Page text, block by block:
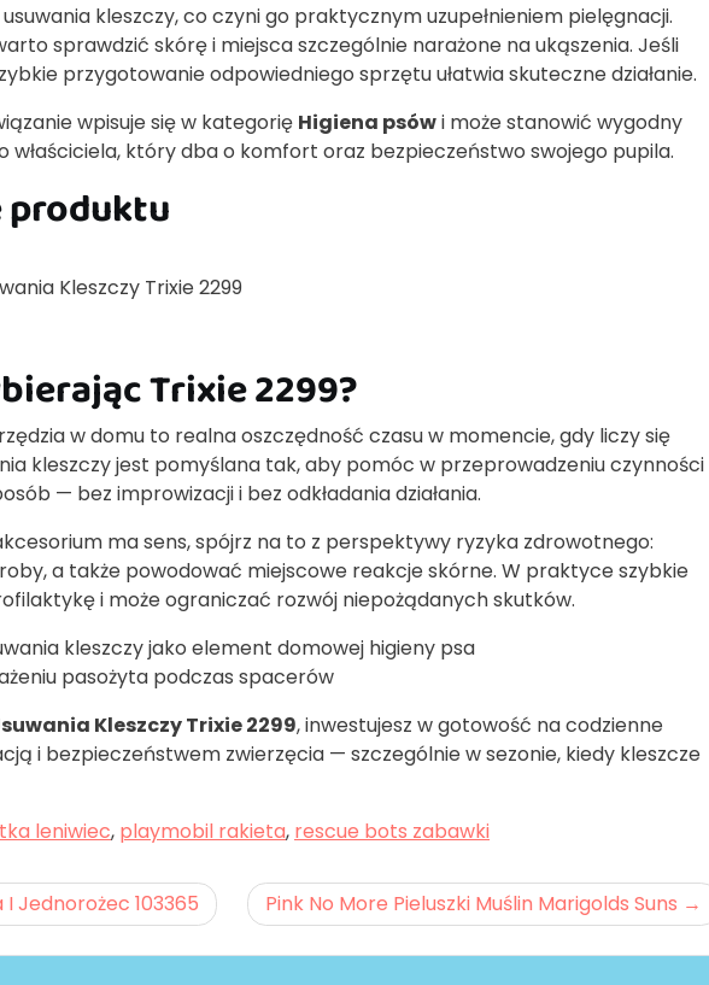
kleszczy, co czyni go praktycznym uzupełnieniem pielęgnacji.
sprawdzić skórę i miejsca szczególnie narażone na ukąszenia. Jeśli
przygotowanie odpowiedniego sprzętu ułatwia skuteczne działanie.
wpisuje się w kategorię Higiena psówi może stanowić wygodny
właściciela, który dba o komfort oraz bezpieczeństwo swojego pupila.
produktu
Kleszczy Trixie 2299
Trixie 2299?
w domu to realna oszczędność czasu w momencie, gdy liczy się
kleszczy jest pomyślana tak, aby pomóc w przeprowadzeniu czynności
— bez improwizacji i bez odkładania działania.
ma sens, spójrz na to z perspektywy ryzyka zdrowotnego:
a także powodować miejscowe reakcje skórne. W praktyce szybkie
i może ograniczać rozwój niepożądanych skutków.
kleszczy jako element domowej higieny psa
pasożyta podczas spacerów
Kleszczy Trixie 2299, inwestujesz w gotowość na codzienne
i bezpieczeństwem zwierzęcia — szczególnie w sezonie, kiedy kleszcze
leniwiec, playmobil rakieta, rescue bots zabawki
I Jednorożec 103365 Pink No More Pieluszki Muślin Marigolds Suns